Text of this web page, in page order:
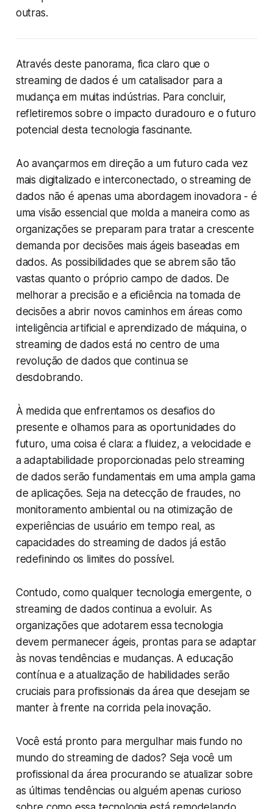
outras.
Através deste panorama, fica claro que o
streaming de dados é um catalisador para a
mudança em muitas indústrias. Para concluir,
refletiremos sobre o impacto duradouro e o futuro
potencial desta tecnologia fascinante.
Ao avançarmos em direção a um futuro cada vez
mais digitalizado e interconectado, o streaming de
dados não é apenas uma abordagem inovadora - é
uma visão essencial que molda a maneira como as
organizações se preparam para tratar a crescente
demanda por decisões mais ágeis baseadas em
dados. As possibilidades que se abrem são tão
vastas quanto o próprio campo de dados. De
melhorar a precisão e a eficiência na tomada de
decisões a abrir novos caminhos em áreas como
inteligência artificial e aprendizado de máquina, o
streaming de dados está no centro de uma
revolução de dados que continua se
desdobrando.
À medida que enfrentamos os desafios do
presente e olhamos para as oportunidades do
futuro, uma coisa é clara: a fluidez, a velocidade e
a adaptabilidade proporcionadas pelo streaming
de dados serão fundamentais em uma ampla gama
de aplicações. Seja na detecção de fraudes, no
monitoramento ambiental ou na otimização de
experiências de usuário em tempo real, as
capacidades do streaming de dados já estão
redefinindo os limites do possível.
Contudo, como qualquer tecnologia emergente, o
streaming de dados continua a evoluir. As
organizações que adotarem essa tecnologia
devem permanecer ágeis, prontas para se adaptar
às novas tendências e mudanças. A educação
contínua e a atualização de habilidades serão
cruciais para profissionais da área que desejam se
manter à frente na corrida pela inovação.
Você está pronto para mergulhar mais fundo no
mundo do streaming de dados? Seja você um
profissional da área procurando se atualizar sobre
as últimas tendências ou alguém apenas curioso